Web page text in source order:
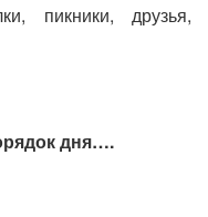
пикники, друзья,
дня….